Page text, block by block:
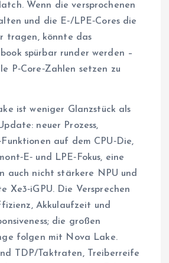
Wenn die versprochenen
und die E‑/LPE‑Cores die
tragen, könnte das
spürbar runder werden –
P‑Core‑Zahlen setzen zu
ist weniger Glanzstück als
neuer Prozess,
auf dem CPU‑Die,
und LPE‑Fokus, eine
auch nicht stärkere NPU und
Xe3‑iGPU. Die Versprechen
Akkulaufzeit und
die großen
folgen mit Nova Lake.
TDP/Taktraten, Treiberreife